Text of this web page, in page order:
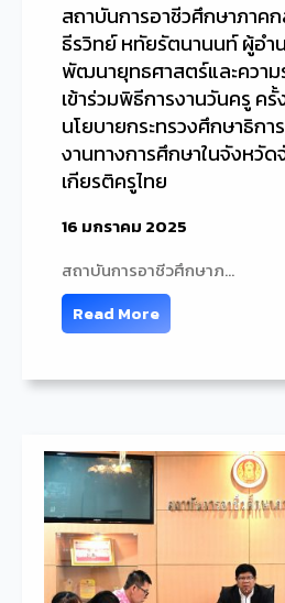
สถาบันการอาชีวศึกษาภาค
ธีรวิทย์ หทัยรัตนานนท์ ผู้อำ
พัฒนายุทธศาสตร์และความ
เข้าร่วมพิธีการงานวันครู ค
นโยบายกระทรวงศึกษาธิก
งานทางการศึกษาในจังหวั
เกียรติครูไทย
16 มกราคม 2025
สถาบันการอาชีวศึกษาภ…
Read More